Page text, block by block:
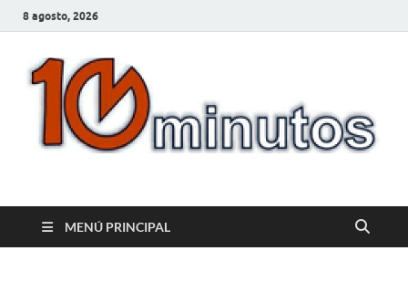
8 agosto, 2026
10minutos.com.uy
MENÚ PRINCIPAL